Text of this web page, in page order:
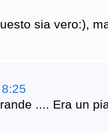
sia vero:),
.... Era un